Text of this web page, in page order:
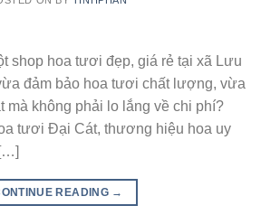
shop hoa tươi đẹp, giá rẻ tại xã Lưu
đảm bảo hoa tươi chất lượng, vừa
mà không phải lo lắng về chi phí?
tươi Đại Cát, thương hiệu hoa uy
READING →